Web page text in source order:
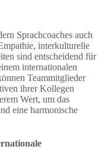
Sprachcoaches auch
interkulturelle
sind entscheidend für
internationalen
Teammitglieder
ihrer Kollegen
Wert, um das
eine harmonische